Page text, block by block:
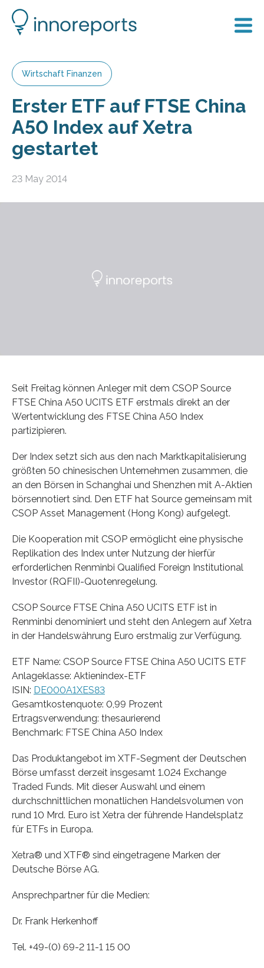
Wirtschaft Finanzen
Erster ETF auf FTSE China
A50 Index auf Xetra
gestartet
23 May 2014
Seit Freitag können Anleger mit dem CSOP Source
FTSE China A50 UCITS ETF erstmals direkt an der
Wertentwicklung des FTSE China A50 Index
partizipieren.
Der Index setzt sich aus den nach Marktkapitalisierung
größten 50 chinesischen Unternehmen zusammen, die
an den Börsen in Schanghai und Shenzhen mit A-Aktien
börsennotiert sind. Den ETF hat Source gemeinsam mit
CSOP Asset Management (Hong Kong) aufgelegt.
Die Kooperation mit CSOP ermöglicht eine physische
Replikation des Index unter Nutzung der hierfür
erforderlichen Renminbi Qualified Foreign Institutional
Investor (RQFII)-Quotenregelung.
CSOP Source FTSE China A50 UCITS ETF ist in
Renminbi denominiert und steht den Anlegern auf Xetra
in der Handelswährung Euro erstmalig zur Verfügung.
ETF Name: CSOP Source FTSE China A50 UCITS ETF
Anlageklasse: Aktienindex-ETF
ISIN: DE000A1XES83
Gesamtkostenquote: 0,99 Prozent
Ertragsverwendung: thesaurierend
Benchmark: FTSE China A50 Index
Das Produktangebot im XTF-Segment der Deutschen
Börse umfasst derzeit insgesamt 1.024 Exchange
Traded Funds. Mit dieser Auswahl und einem
durchschnittlichen monatlichen Handelsvolumen von
rund 10 Mrd. Euro ist Xetra der führende Handelsplatz
für ETFs in Europa.
Xetra® und XTF® sind eingetragene Marken der
Deutsche Börse AG.
Ansprechpartner für die Medien:
Dr. Frank Herkenhoff
Tel. +49-(0) 69-2 11-1 15 00